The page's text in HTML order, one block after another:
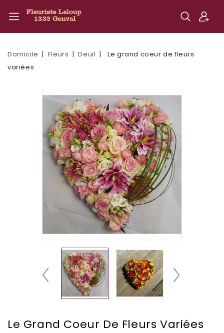
Domicile Fleurs Deuil
Le grand coeur de fleurs
variées
Le Grand Coeur De Fleurs Variées